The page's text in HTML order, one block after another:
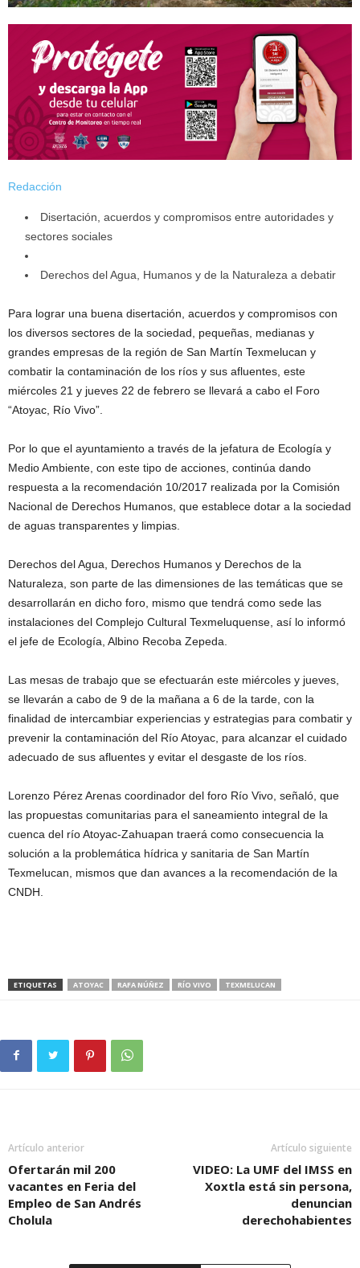
Redacción
Disertación, acuerdos y compromisos entre autoridades y
sectores sociales
Derechos del Agua, Humanos y de la Naturaleza a debatir
Para lograr una buena disertación, acuerdos y compromisos con
los diversos sectores de la sociedad, pequeñas, medianas y
grandes empresas de la región de San Martín Texmelucan y
combatir la contaminación de los ríos y sus afluentes, este
miércoles 21 y jueves 22 de febrero se llevará a cabo el Foro
“Atoyac, Río Vivo”.
Por lo que el ayuntamiento a través de la jefatura de Ecología y
Medio Ambiente, con este tipo de acciones, continúa dando
respuesta a la recomendación 10/2017 realizada por la Comisión
Nacional de Derechos Humanos, que establece dotar a la sociedad
de aguas transparentes y limpias.
Derechos del Agua, Derechos Humanos y Derechos de la
Naturaleza, son parte de las dimensiones de las temáticas que se
desarrollarán en dicho foro, mismo que tendrá como sede las
instalaciones del Complejo Cultural Texmeluquense, así lo informó
el jefe de Ecología, Albino Recoba Zepeda.
Las mesas de trabajo que se efectuarán este miércoles y jueves,
se llevarán a cabo de 9 de la mañana a 6 de la tarde, con la
finalidad de intercambiar experiencias y estrategias para combatir y
prevenir la contaminación del Río Atoyac, para alcanzar el cuidado
adecuado de sus afluentes y evitar el desgaste de los ríos.
Lorenzo Pérez Arenas coordinador del foro Río Vivo, señaló, que
las propuestas comunitarias para el saneamiento integral de la
cuenca del río Atoyac-Zahuapan traerá como consecuencia la
solución a la problemática hídrica y sanitaria de San Martín
Texmelucan, mismos que dan avances a la recomendación de la
CNDH.
ETIQUETAS ATOYAC RAFA NÚÑEZ RÍO VIVO TEXMELUCAN
Artículo anterior
Ofertarán mil 200
vacantes en Feria del
Empleo de San Andrés
Cholula
Artículo siguiente
VIDEO: La UMF del IMSS en
Xoxtla está sin persona,
denuncian
derechohabientes